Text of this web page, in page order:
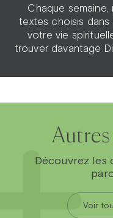
Chaque
textes choisis dans
votre vie
trouver davantage
Découvrez les
Voir